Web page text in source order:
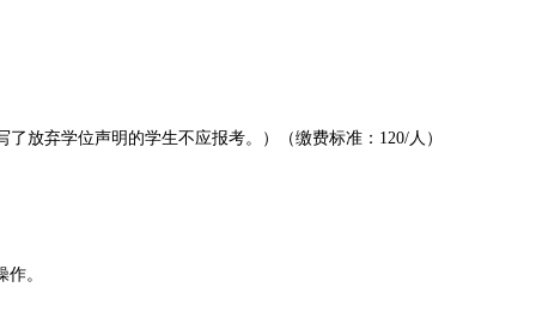
放弃学位声明的学生不应报考。）（缴费标准：120/人）
。